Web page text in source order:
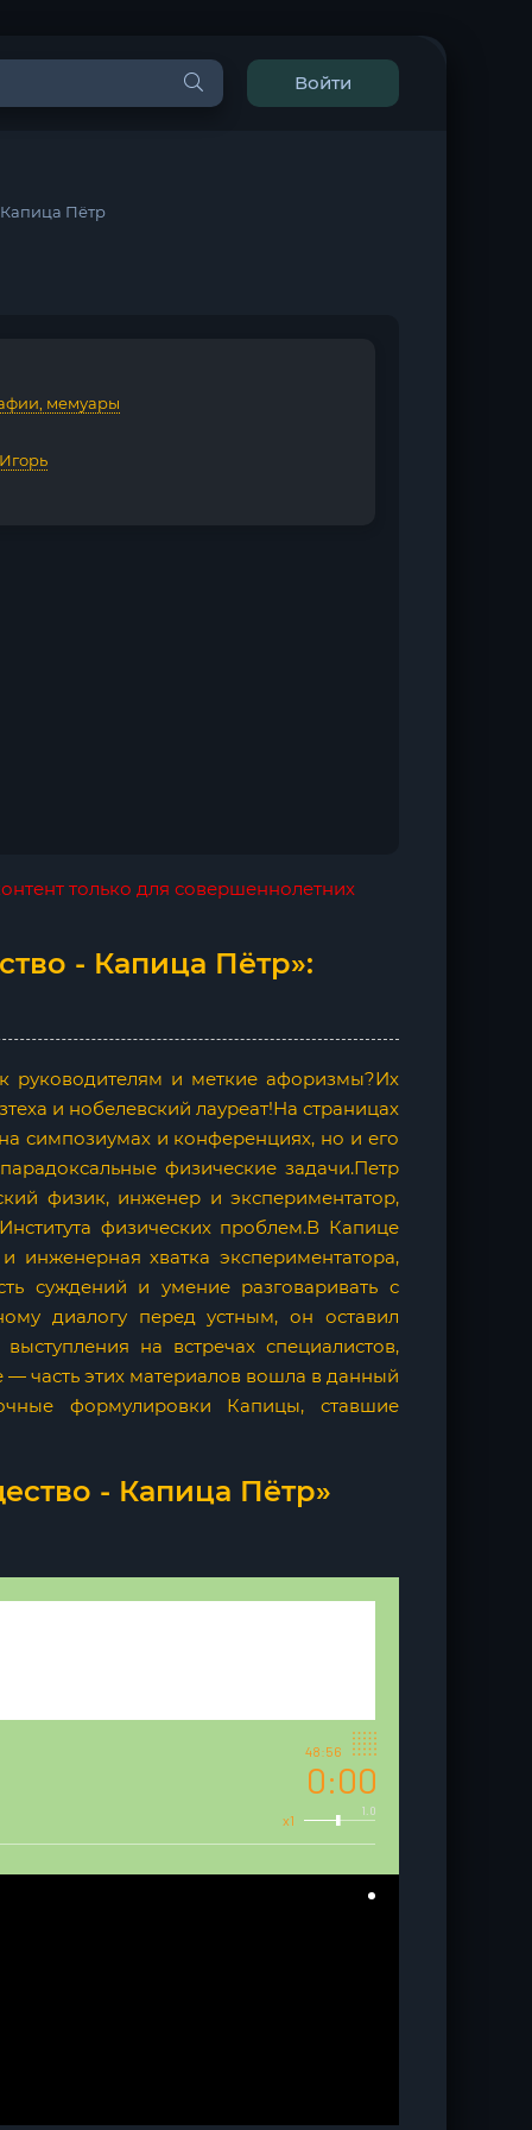
Войти
Пётр
мемуары
только для совершеннолетних
- Капица Пётр»:
руководителям и меткие афоризмы?Их
и нобелевский лауреат!На страницах
симпозиумах и конференциях, но и его
физические задачи.Петр
физик, инженер и экспериментатор,
физических проблем.В Капице
инженерная хватка экспериментатора,
суждений и умение разговаривать с
диалогу перед устным, он оставил
на встречах специалистов,
часть этих материалов вошла в данный
формулировки Капицы, ставшие
- Капица Пётр»
0:00
48:56
1.0
x1